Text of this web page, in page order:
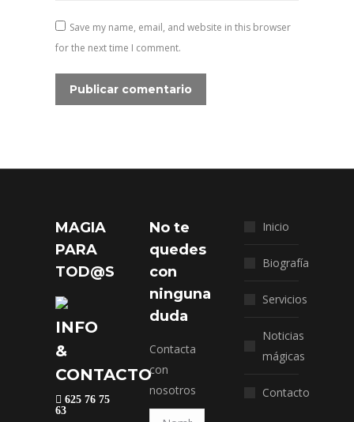
Save my name, email, and website in this browser
for the next time I comment.
Publicar comentario
MAGIA
PARA
TOD@S
INFO
&
CONTACTO
625 76 75
63
No te
quedes
con
ninguna
duda
Contacta
con
nosotros
Inicio
Biografía
Servicios
Noticias
mágicas
Contacto